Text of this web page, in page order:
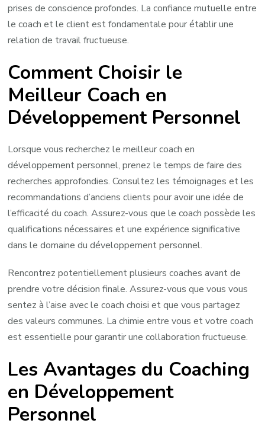
prises de conscience profondes. La confiance mutuelle entre
le coach et le client est fondamentale pour établir une
relation de travail fructueuse.
Comment Choisir le
Meilleur Coach en
Développement Personnel
Lorsque vous recherchez le meilleur coach en
développement personnel, prenez le temps de faire des
recherches approfondies. Consultez les témoignages et les
recommandations d’anciens clients pour avoir une idée de
l’efficacité du coach. Assurez-vous que le coach possède les
qualifications nécessaires et une expérience significative
dans le domaine du développement personnel.
Rencontrez potentiellement plusieurs coaches avant de
prendre votre décision finale. Assurez-vous que vous vous
sentez à l’aise avec le coach choisi et que vous partagez
des valeurs communes. La chimie entre vous et votre coach
est essentielle pour garantir une collaboration fructueuse.
Les Avantages du Coaching
en Développement
Personnel